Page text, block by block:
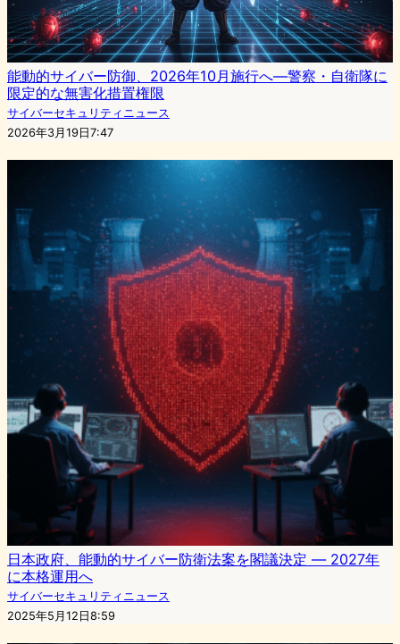
能動的サイバー防御、2026年10月施行へ—警察・自衛隊に
限定的な無害化措置権限
サイバーセキュリティニュース
2026年3月19日7:47
日本政府、能動的サイバー防衛法案を閣議決定 ― 2027年
に本格運用へ
サイバーセキュリティニュース
2025年5月12日8:59